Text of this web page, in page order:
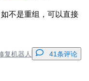
不是重组，可以直接
复机器人 41条评论